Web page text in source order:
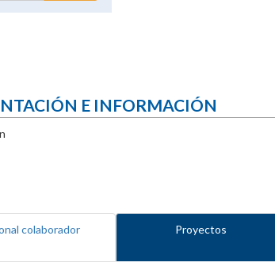
E INFORMACIÓN
colaborador Proyectos